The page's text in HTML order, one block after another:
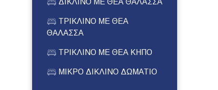
ΤΡΙΚΛΙΝΟ ΜΕ ΘΕΑ
ΘΑΛΑΣΣΑ
ΤΡΙΚΛΙΝΟ ΜΕ ΘΕΑ ΚΗΠΟ
ΜΙΚΡΟ ΔΙΚΛΙΝΟ ΔΩΜΑΤΙΟ